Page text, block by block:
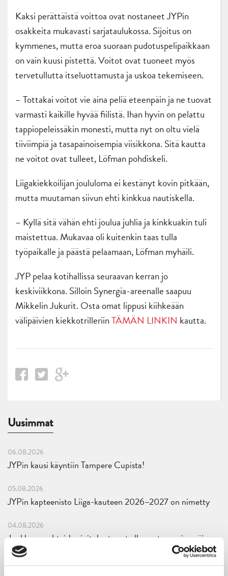
Kaksi perättäistä voittoa ovat nostaneet JYPin
osakkeita mukavasti sarjataulukossa. Sijoitus on
kymmenes, mutta eroa suoraan pudotuspelipaikkaan
on vain kuusi pistettä. Voitot ovat tuoneet myös
tervetullutta itseluottamusta ja uskoa tekemiseen.
– Tottakai voitot vie aina peliä eteenpäin ja ne tuovat
varmasti kaikille hyvää fiilistä. Ihan hyvin on pelattu
tappiopeleissäkin monesti, mutta nyt on oltu vielä
tiiviimpiä ja tasapainoisempia viisikkona. Sitä kautta
ne voitot ovat tulleet, Löfman pohdiskeli.
Liigakiekkoilijan joululoma ei kestänyt kovin pitkään,
mutta muutaman siivun ehti kinkkua nautiskella.
– Kyllä sitä vähän ehti joulua juhlia ja kinkkuakin tuli
maistettua. Mukavaa oli kuitenkin taas tulla
työpaikalle ja päästä pelaamaan, Löfman myhäili.
JYP pelaa kotihallissa seuraavan kerran jo
keskiviikkona. Silloin Synergia-areenalle saapuu
Mikkelin Jukurit. Osta omat lippusi kiihkeään
välipäivien kiekkotrilleriinTÄMÄN LINKIN kautta.
Uusimmat
06.08.2026
JYPin kausi käyntiin Tampere Cupista!
05.08.2026
JYPin kapteenisto Liiga-kauteen 2026–2027 on nimetty
04.08.2026
Joukkueen yhteisharjoitukset ovat alkaneet – ensimmäinen
mittari luvassa jo heti viikonloppuna Tampere Cupissa!